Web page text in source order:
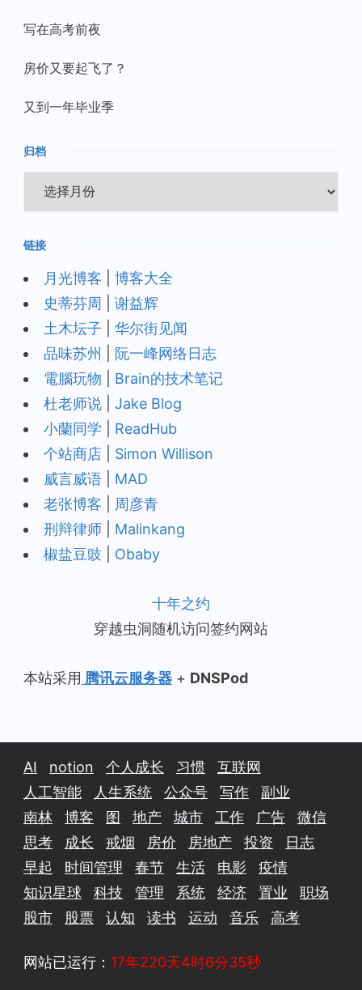
写在高考前夜
房价又要起飞了？
又到一年毕业季
归档
档
链接
月光博客
博客大全
史蒂芬周
谢益辉
土木坛子
华尔街见闻
品味苏州
阮一峰网络日志
電腦玩物
Brain的技术笔记
杜老师说
Jake Blog
小蘭同学
ReadHub
个站商店
Simon Willison
威言威语
MAD
老张博客
周彦青
刑辩律师
Malinkang
椒盐豆豉
Obaby
十年之约
穿越虫洞随机访问签约网站
本站采用 腾讯云服务器 + DNSPod
AI notion 个人成长 习惯
互联网
人工智能
人生系统 公众号 写作
副业
南林
博客 图 地产 城市 工作 广告
微信
思考
成长 戒烟 房价 房地产 投资
日志
早起
时间管理 春节 生活 电影
疫情
知识星球
科技 管理 系统 经济 置业
职场
股市
股票 认知 读书 运动 音乐 高考
网站已运行： 17年220天4时6分35秒